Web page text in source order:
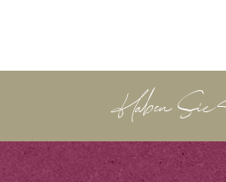
Haben Sie